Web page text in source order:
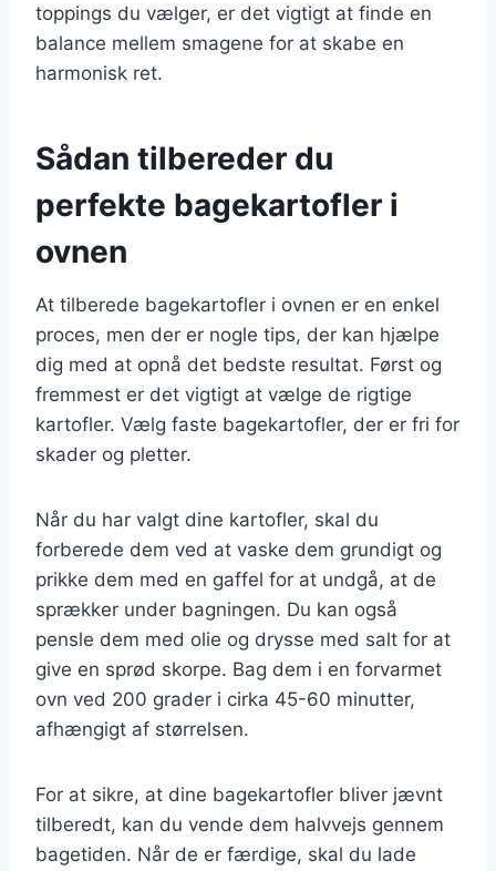
toppings du vælger, er det vigtigt at finde en
balance mellem smagene for at skabe en
harmonisk ret.
Sådan tilbereder du
perfekte bagekartofler i
ovnen
At tilberede bagekartofler i ovnen er en enkel
proces, men der er nogle tips, der kan hjælpe
dig med at opnå det bedste resultat. Først og
fremmest er det vigtigt at vælge de rigtige
kartofler. Vælg faste bagekartofler, der er fri for
skader og pletter.
Når du har valgt dine kartofler, skal du
forberede dem ved at vaske dem grundigt og
prikke dem med en gaffel for at undgå, at de
sprækker under bagningen. Du kan også
pensle dem med olie og drysse med salt for at
give en sprød skorpe. Bag dem i en forvarmet
ovn ved 200 grader i cirka 45-60 minutter,
afhængigt af størrelsen.
For at sikre, at dine bagekartofler bliver jævnt
tilberedt, kan du vende dem halvvejs gennem
bagetiden. Når de er færdige, skal du lade